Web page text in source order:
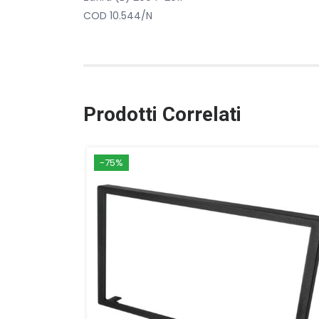
COD 10.544/N
Prodotti Correlati
-75%